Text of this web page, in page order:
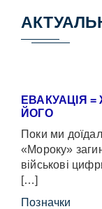
ЕВАКУАЦІЯ
ЙОГО
Поки ми
«Мороку»
військові
[…]
Позначки